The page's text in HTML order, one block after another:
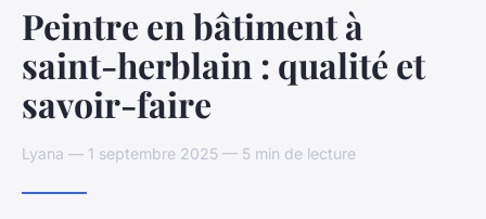
Peintre en bâtiment à
saint-herblain : qualité et
savoir-faire
Lyana — 1 septembre 2025 — 5 min de lecture